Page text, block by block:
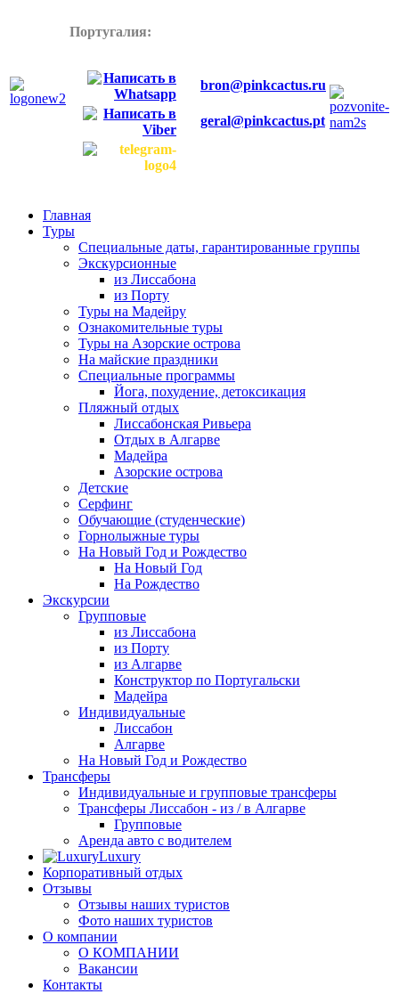
Португалия:
bron@pinkcactus.ru
geral@pinkcactus.pt
Главная
Туры
Специальные даты, гарантированные группы
Экскурсионные
из Лиссабона
из Порту
Туры на Мадейру
Ознакомительные туры
Туры на Азорские острова
На майские праздники
Специальные программы
Йога, похудение, детоксикация
Пляжный отдых
Лиссабонская Ривьера
Отдых в Алгарве
Мадейра
Азорские острова
Детские
Серфинг
Обучающие (студенческие)
Горнолыжные туры
На Новый Год и Рождество
На Новый Год
На Рождество
Экскурсии
Групповые
из Лиссабона
из Порту
из Алгарве
Конструктор по Португальски
Мадейра
Индивидуальные
Лиссабон
Алгарве
На Новый Год и Рождество
Трансферы
Индивидуальные и групповые трансферы
Трансферы Лиссабон - из / в Алгарве
Групповые
Аренда авто с водителем
Luxury
Корпоративный отдых
Отзывы
Отзывы наших туристов
Фото наших туристов
О компании
О КОМПАНИИ
Вакансии
Контакты